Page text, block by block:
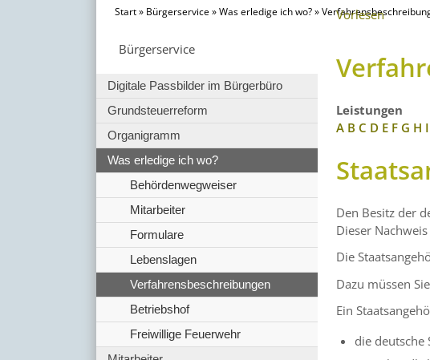
Start» Bürgerservice»Was erledige ich wo?»
Bürgerservice
Digitale Passbilder im Bürgerbüro
Grundsteuerreform
Organigramm
Was erledige ich wo?
Behördenwegweiser
Mitarbeiter
Formulare
Lebenslagen
Verfahrensbeschreibungen
Betriebshof
Freiwillige Feuerwehr
Vorlesen
Leistungen
A B C D E F G H I
Den Besitz der
Dieser
Die
Dazu müssen
Ein
die deutsche